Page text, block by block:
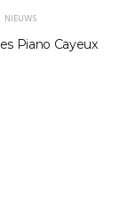
NIEUWS
Piano Cayeux